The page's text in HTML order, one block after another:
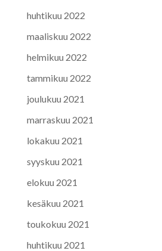
huhtikuu 2022
maaliskuu 2022
helmikuu 2022
tammikuu 2022
joulukuu 2021
marraskuu 2021
lokakuu 2021
syyskuu 2021
elokuu 2021
kesäkuu 2021
toukokuu 2021
huhtikuu 2021